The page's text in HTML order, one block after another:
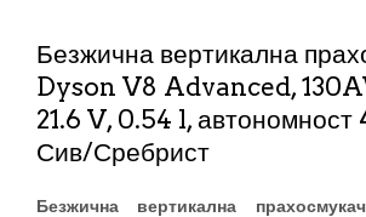
Безжична вертикална
Dyson V8 Advanced,
21.6 V, 0.54 l, автономност
Сив/Сребрист
Безжична вертикална